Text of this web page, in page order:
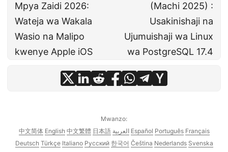
Mpya Zaidi 2026:
Wateja wa Wakala
Wasio na Malipo
kwenye Apple iOS
(Machi 2025) :
Usakinishaji na
Ujumuishaji wa Linux
wa PostgreSQL 17.4
Mwanzo:
中文简体 English 中文繁體 日本語 العربية Español Português Français
Deutsch Türkçe Italiano Русский 한국어 Čeština Nederlands Svenska